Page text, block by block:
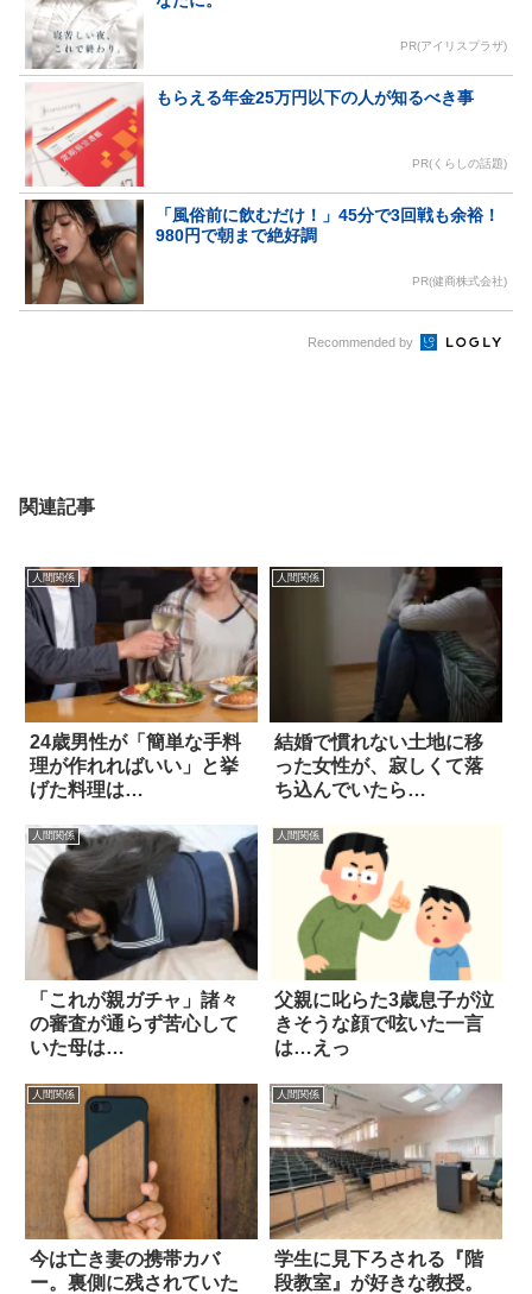
PR(アイリスプラザ)
もらえる年金25万円以下の人が知るべき事
PR(くらしの話題)
「風俗前に飲むだけ！」45分で3回戦も余裕！
980円で朝まで絶好調
PR(健商株式会社)
Recommended by
関連記事
人間関係
24歳男性が「簡単な手料
理が作れればいい」と挙
げた料理は…
人間関係
結婚で慣れない土地に移
った女性が、寂しくて落
ち込んでいたら…
人間関係
「これが親ガチャ」諸々
の審査が通らず苦心して
いた母は…
人間関係
父親に叱らた3歳息子が泣
きそうな顔で呟いた一言
は…えっ
人間関係
今は亡き妻の携帯カバ
ー。裏側に残されていた
人間関係
学生に見下ろされる『階
段教室』が好きな教授。